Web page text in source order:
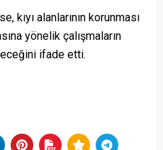
kıyı alanlarının korunması
yönelik çalışmaların
ifade etti.